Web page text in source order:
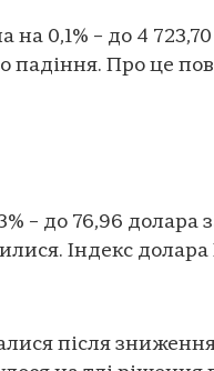
на 0,1% – до 4
падіння. Про це
– до 76,96 долара
Індекс
після